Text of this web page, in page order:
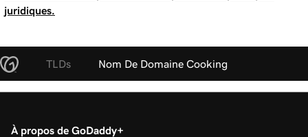
juridiques.
TLDs Nom De Domaine Cooking
À propos de GoDaddy